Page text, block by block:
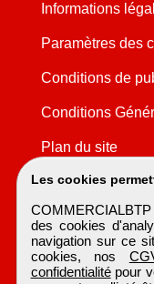
Les cookies
des cookies
navigation sur ce
cookies, nos
confidentialitépour
Informations
Paramètres des
Conditions de
Conditions
Plan du site